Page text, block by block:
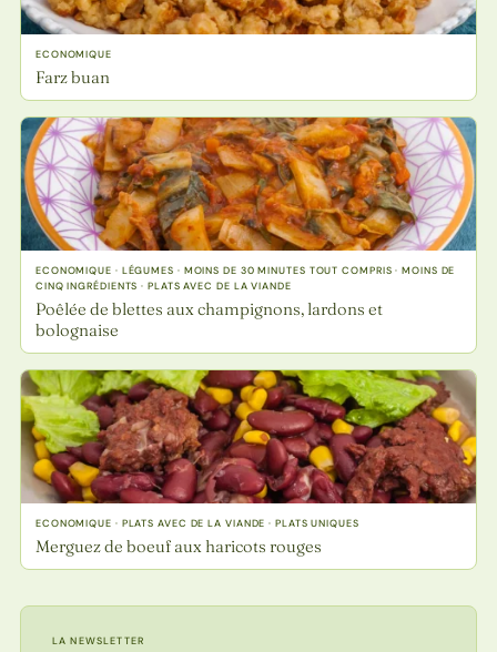
ECONOMIQUE
Farz buan
ECONOMIQUE · LÉGUMES · MOINS DE 30 MINUTES TOUT COMPRIS · MOINS DE
CINQ INGRÉDIENTS · PLATS AVEC DE LA VIANDE
Poêlée de blettes aux champignons, lardons et
bolognaise
ECONOMIQUE · PLATS AVEC DE LA VIANDE · PLATS UNIQUES
Merguez de boeuf aux haricots rouges
LA NEWSLETTER